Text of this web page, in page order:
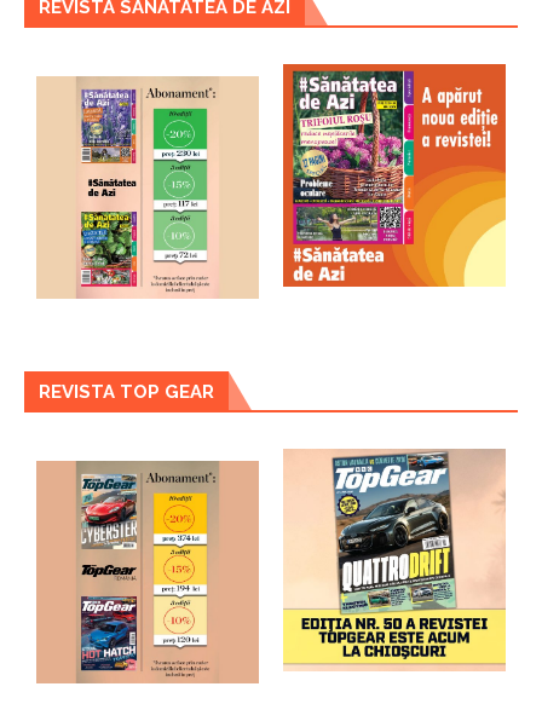
REVISTA SANATATEA DE AZI
REVISTA TOP GEAR